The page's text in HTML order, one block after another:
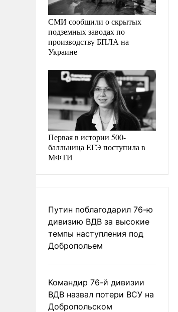
СМИ сообщили о скрытых
подземных заводах по
производству БПЛА на
Украине
Первая в истории 500-
балльница ЕГЭ поступила в
МФТИ
Путин поблагодарил 76-ю
дивизию ВДВ за высокие
темпы наступления под
Добропольем
Командир 76-й дивизии
ВДВ назвал потери ВСУ на
Добропольском